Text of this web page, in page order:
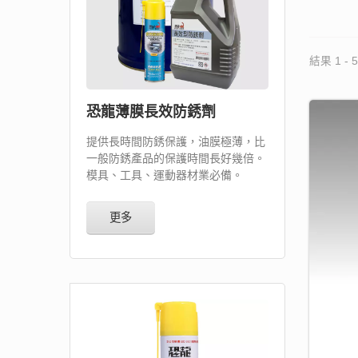
恐龍薄膜長效防銹劑
提供長時間防銹保護，油膜極薄，比
一般防銹產品的保護時間長好幾倍。
模具、工具、運動器材業必備。
更多
結果 1 -